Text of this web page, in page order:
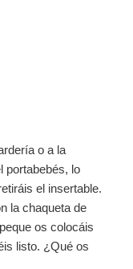
o a la
portabebés, lo
el insertable.
la chaqueta de
os colocáis
listo. ¿Qué os